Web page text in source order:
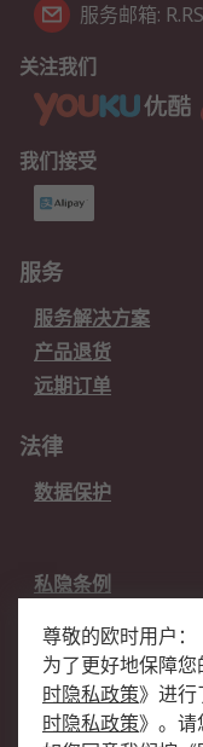
服务邮箱:
关注我们
我们接受
服务
服务解决方案
产品退货
远期订单
法律
数据保护
私隐条例
关于欧时
欧时销售条款
尊敬的欧时用户：
为了更好地保障
时隐私政策》 进行
时隐私政策》 。请